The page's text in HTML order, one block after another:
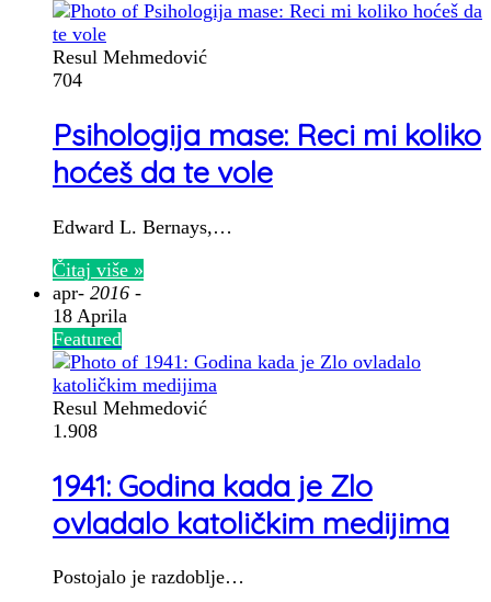
Resul Mehmedović
704
Psihologija mase: Reci mi koliko
hoćeš da te vole
Edward L. Bernays,…
Čitaj više »
apr- 2016 -
18 Aprila
Featured
Resul Mehmedović
1.908
1941: Godina kada je Zlo
ovladalo katoličkim medijima
Postojalo je razdoblje…